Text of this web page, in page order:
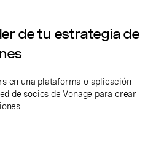
de tu estrategia de
en una plataforma o aplicación
de socios de Vonage para crear